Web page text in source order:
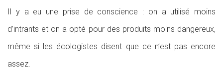
Il y a eu une prise de conscience : on a utilisé moins
d’intrants et on a opté pour des produits moins dangereux,
même si les écologistes disent que ce n’est pas encore
assez.